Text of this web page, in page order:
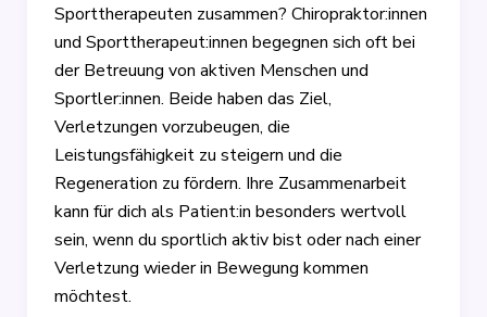
Sporttherapeuten zusammen? Chiropraktor:innen
und Sporttherapeut:innen begegnen sich oft bei
der Betreuung von aktiven Menschen und
Sportler:innen. Beide haben das Ziel,
Verletzungen vorzubeugen, die
Leistungsfähigkeit zu steigern und die
Regeneration zu fördern. Ihre Zusammenarbeit
kann für dich als Patient:in besonders wertvoll
sein, wenn du sportlich aktiv bist oder nach einer
Verletzung wieder in Bewegung kommen
möchtest.